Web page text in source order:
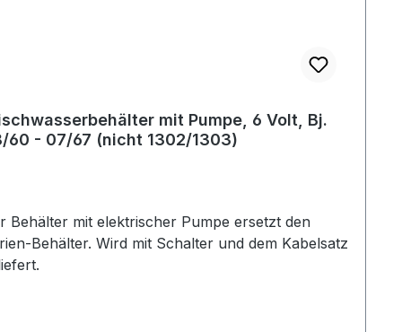
mit Pumpe, 6 Volt, Bj.
60 - 07/67 (nicht 1302/1303)
Behälter mit elektrischer Pumpe ersetzt den
Behälter. Wird mit Schalter und dem Kabelsatz